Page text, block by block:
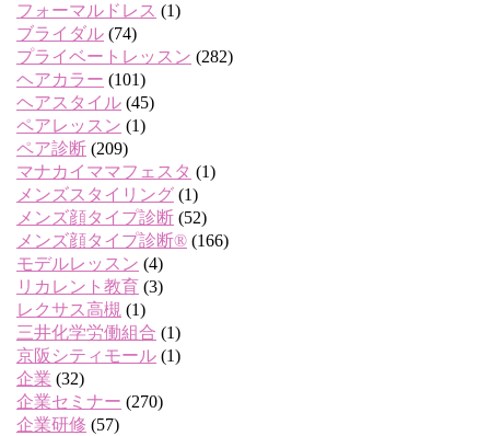
フォーマルドレス (1)
ブライダル (74)
プライベートレッスン (282)
ヘアカラー (101)
ヘアスタイル (45)
ペアレッスン (1)
ペア診断 (209)
マナカイママフェスタ (1)
メンズスタイリング (1)
メンズ顔タイプ診断 (52)
メンズ顔タイプ診断® (166)
モデルレッスン (4)
リカレント教育 (3)
レクサス高槻 (1)
三井化学労働組合 (1)
京阪シティモール (1)
企業 (32)
企業セミナー (270)
企業研修 (57)